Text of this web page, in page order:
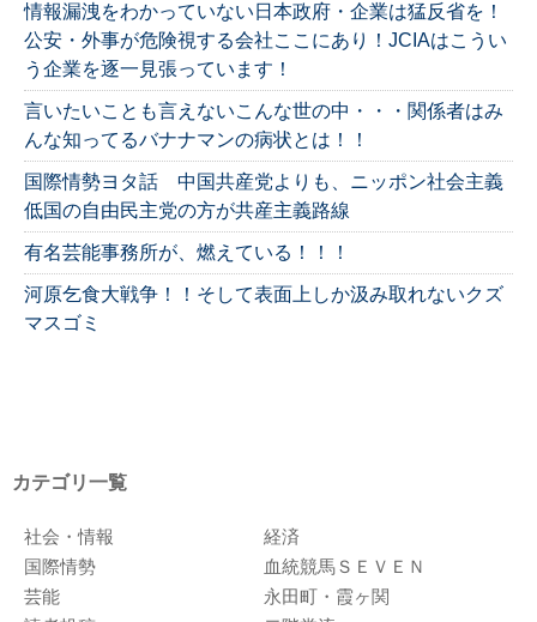
情報漏洩をわかっていない日本政府・企業は猛反省を！
公安・外事が危険視する会社ここにあり！JCIAはこうい
う企業を逐一見張っています！
言いたいことも言えないこんな世の中・・・関係者はみ
んな知ってるバナナマンの病状とは！！
国際情勢ヨタ話 中国共産党よりも、ニッポン社会主義
低国の自由民主党の方が共産主義路線
有名芸能事務所が、燃えている！！！
河原乞食大戦争！！そして表面上しか汲み取れないクズ
マスゴミ
カテゴリ一覧
社会・情報
経済
国際情勢
血統競馬ＳＥＶＥＮ
芸能
永田町・霞ヶ関